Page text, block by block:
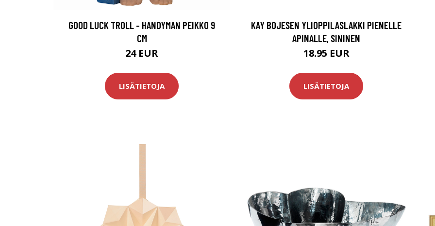
GOOD LUCK TROLL - HANDYMAN PEIKKO 9
CM
24 EUR
LISÄTIETOJA
KAY BOJESEN YLIOPPILASLAKKI PIENELLE
APINALLE, SININEN
18.95 EUR
LISÄTIETOJA